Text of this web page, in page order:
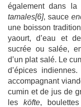
également dans la
tamales[6], sauce
une boisson
yaourt, d’eau et
sucrée ou salée,
d’un plat salé. Le
d’épices
accompagnant
cumin et de jus de
les köfte,